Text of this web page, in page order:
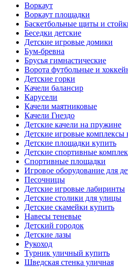
Воркаут
Воркаут площадки
Баскетбольные щиты и
Беседки детские
Детские игровые домики
Бум-бревна
Брусья гимнастические
Ворота футбольные и
Детские горки
Качели балансир
Карусели
Качели маятниковые
Качели Гнездо
Детские качели на пружине
Детские игровые комплексы
Детские площадки купить
Детские спортивные
Cпортивные площадки
Игровое оборудование для
Песочницы
Детские игровые лабиринты
Детские столики для улицы
Детские скамейки купить
Навесы теневые
Детский городок
Детские лазы
Рукоход
Турник уличный купить
Шведская стенка уличная